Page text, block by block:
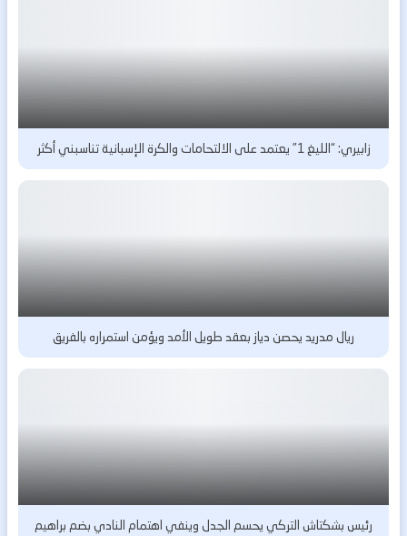
زابيري: “الليغ 1” يعتمد على الالتحامات والكرة الإسبانية تناسبني أكثر
ريال مدريد يحصن دياز بعقد طويل الأمد ويؤمن استمراره بالفريق
رئيس بشكتاش التركي يحسم الجدل وينفي اهتمام النادي بضم براهيم